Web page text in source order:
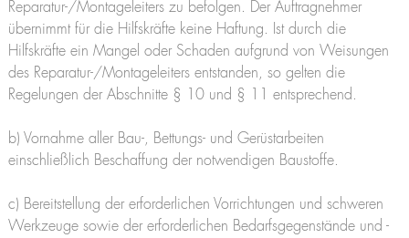
Reparatur-/Montageleiters zu befolgen. Der Auftragnehmer
übernimmt für die Hilfskräfte keine Haftung. Ist durch die
Hilfskräfte ein Mangel oder Schaden aufgrund von Weisungen
des Reparatur-/Montageleiters entstanden, so gelten die
Regelungen der Abschnitte § 10 und § 11 entsprechend.
b) Vornahme aller Bau-, Bettungs- und Gerüstarbeiten
einschließlich Beschaffung der notwendigen Baustoffe.
c) Bereitstellung der erforderlichen Vorrichtungen und schweren
Werkzeuge sowie der erforderlichen Bedarfsgegenstände und -